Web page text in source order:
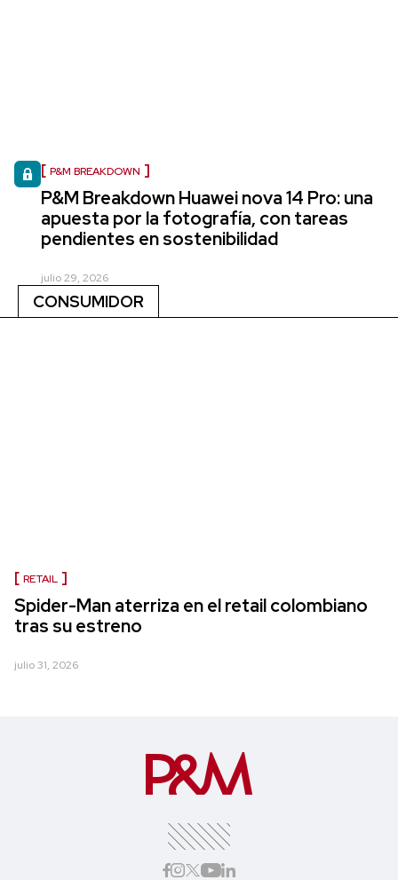
P&M BREAKDOWN
P&M Breakdown Huawei nova 14 Pro: una
apuesta por la fotografía, con tareas
pendientes en sostenibilidad
julio 29, 2026
CONSUMIDOR
RETAIL
Spider-Man aterriza en el retail colombiano
tras su estreno
julio 31, 2026